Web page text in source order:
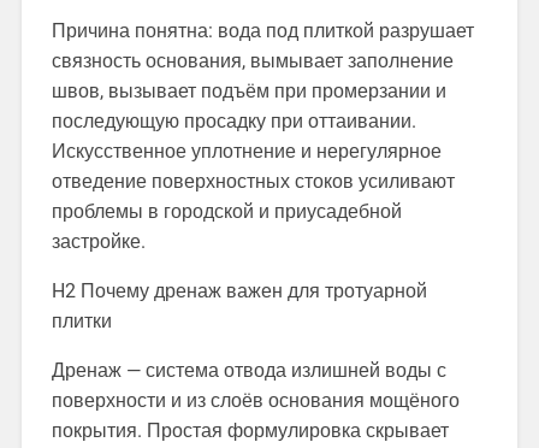
Причина понятна: вода под плиткой разрушает
связность основания, вымывает заполнение
швов, вызывает подъём при промерзании и
последующую просадку при оттаивании.
Искусственное уплотнение и нерегулярное
отведение поверхностных стоков усиливают
проблемы в городской и приусадебной
застройке.
H2 Почему дренаж важен для тротуарной
плитки
Дренаж — система отвода излишней воды с
поверхности и из слоёв основания мощёного
покрытия. Простая формулировка скрывает